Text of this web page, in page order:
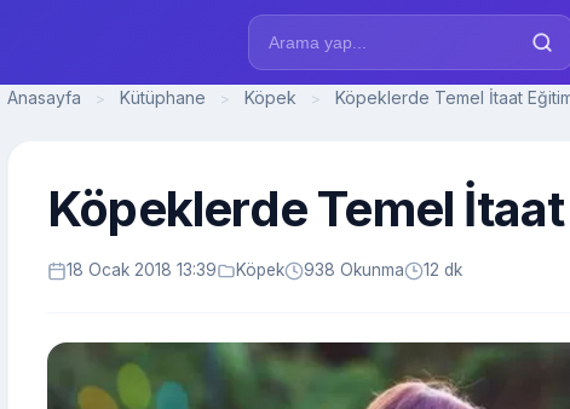
Anasayfa > Kütüphane > Köpek > Köpeklerde Temel İtaat
Köpeklerde Temel
18 Ocak 2018 13:39 Köpek 938 Okunma 12 dk